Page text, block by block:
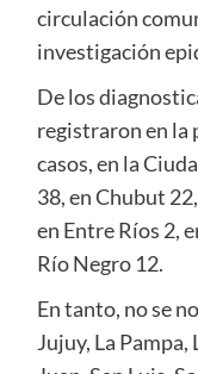
circulación
investigación
De los
registraron en la
casos, en la
38, en Chubut
en Entre Ríos 2,
Río Negro 12.
En tanto, no se
Jujuy, La Pampa,